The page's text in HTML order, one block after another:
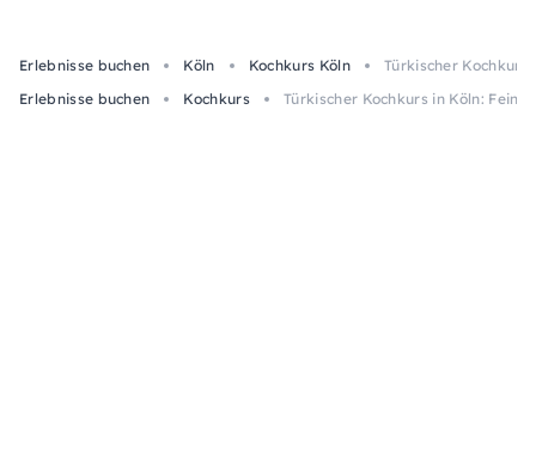
Erlebnisse buchen Köln Kochkurs Köln
Türkischer
Erlebnisse buchen
Kochkurs Türkischer Kochkurs in Köln: